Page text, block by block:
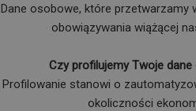
Dane osobowe, które przetwarzamy
obowiązywania wiążącej
Czy profilujemy Twoje
Profilowanie stanowi o
okoliczności